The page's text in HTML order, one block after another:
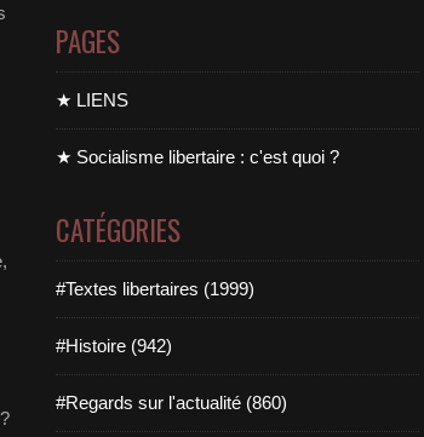
PAGES
★ LIENS
★ Socialisme libertaire : c'est quoi ?
CATÉGORIES
#Textes libertaires (1999)
#Histoire (942)
#Regards sur l'actualité (860)